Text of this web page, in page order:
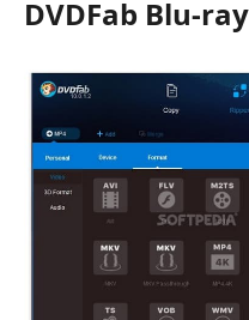
DVDFab Blu-